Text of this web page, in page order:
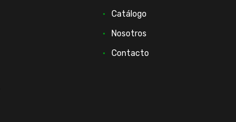
Catálogo
Nosotros
Contacto